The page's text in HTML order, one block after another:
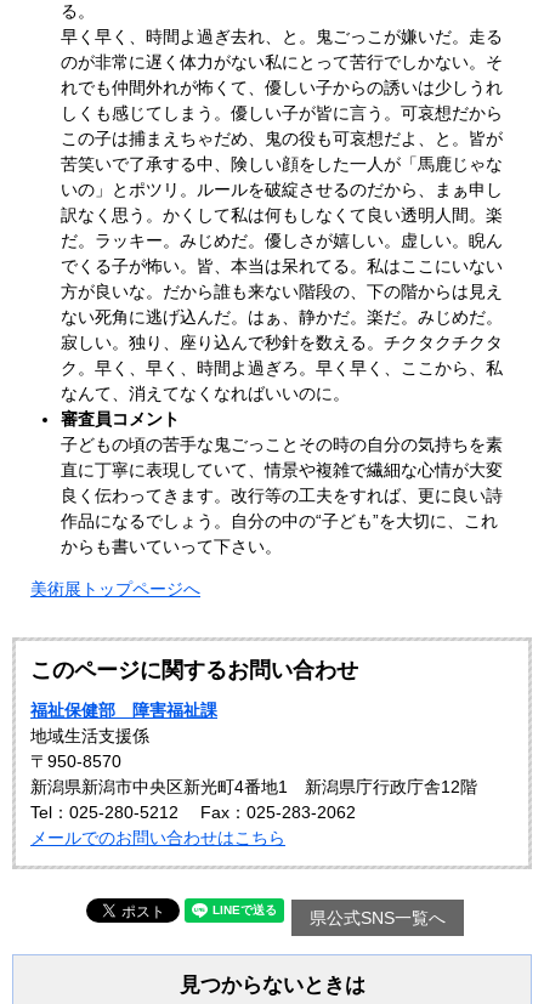
る
早く早く、時間よ過ぎ去れ、と。鬼ごっこが嫌いだ。走る
のが非常に遅く体力がない私にとって苦行でしかない。そ
れでも仲間外れが怖くて、優しい子からの誘いは少しうれ
しくも感じてしまう。優しい子が皆に言う。可哀想だから
この子は捕まえちゃだめ、鬼の役も可哀想だよ、と。皆が
苦笑いで了承する中、険しい顔をした一人が「馬鹿じゃな
いの」とポツリ。ルールを破綻させるのだから、まぁ申し
訳なく思う。かくして私は何もしなくて良い透明人間。楽
だ。ラッキー。みじめだ。優しさが嬉しい。虚しい。睨ん
でくる子が怖い。皆、本当は呆れてる。私はここにいない
方が良いな。だから誰も来ない階段の、下の階からは見え
ない死角に逃げ込んだ。はぁ、静かだ。楽だ。みじめだ。
寂しい。独り、座り込んで秒針を数える。チクタクチクタ
ク。早く、早く、時間よ過ぎろ。早く早く、ここから、私
なんて、消えてなくなればいいのに。
審査員コメント
子どもの頃の苦手な鬼ごっことその時の自分の気持ちを素
直に丁寧に表現していて、情景や複雑で繊細な心情が大変
良く伝わってきます。改行等の工夫をすれば、更に良い詩
作品になるでしょう。自分の中の“子ども”を大切に、これ
からも書いていって下さい。
美術展トップページへ
このページに関するお問い合わせ
福祉保健部 障害福祉課
地域生活支援係
〒950-8570
新潟県新潟市中央区新光町4番地1 新潟県庁行政庁舎12階
Tel：025-280-5212
Fax：025-283-2062
メールでのお問い合わせはこちら
県公式SNS一覧へ
見つからないときは